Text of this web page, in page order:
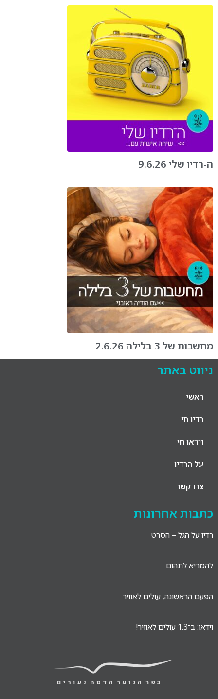
ה-רדיו שלי 9.6.26
מחשבות של 3 בלילה 2.6.26
ניווט באתר
ראשי
רדיו חי
וידאו חי
על הרדיו
צרו קשר
כתבות אחרונות
רדיו על הגל – הסרט
להמריא לתהום
הפעם הראשונה, עולים לאוויר
וידאו: ב־1.3 עולים לאוויר!